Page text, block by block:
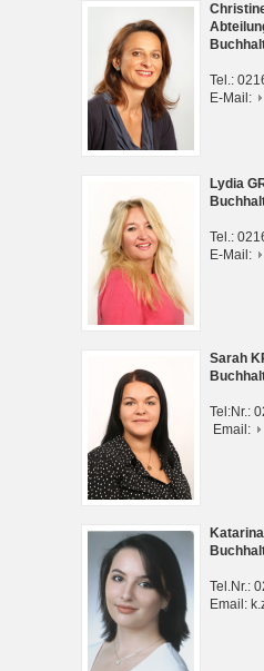
Tel.:
E-Mail:
Lydia
Tel.:
E-Mail:
Sarah
Tel:Nr.:
Email:
Tel.Nr.:
Email: